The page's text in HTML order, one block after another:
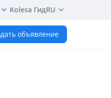
Kolesa ГидRU
объявление